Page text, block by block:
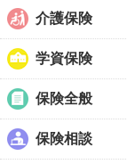
介護保険
学資保険
保険全般
保険相談